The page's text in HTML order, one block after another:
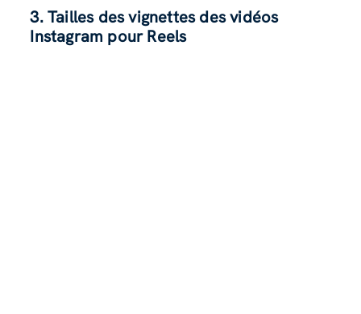
3. Tailles des vignettes des vidéos
Instagram pourReels